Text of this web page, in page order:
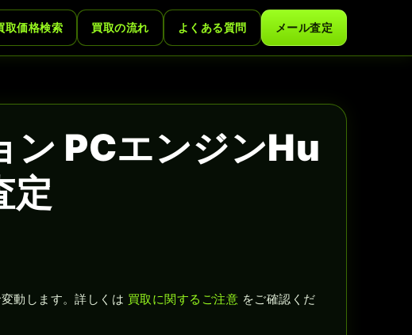
取価格検索 買取の流れ よくある質問 メール査定
ン PCエンジンHu
定
動します。詳しくは 買取に関するご注意 をご確認くだ